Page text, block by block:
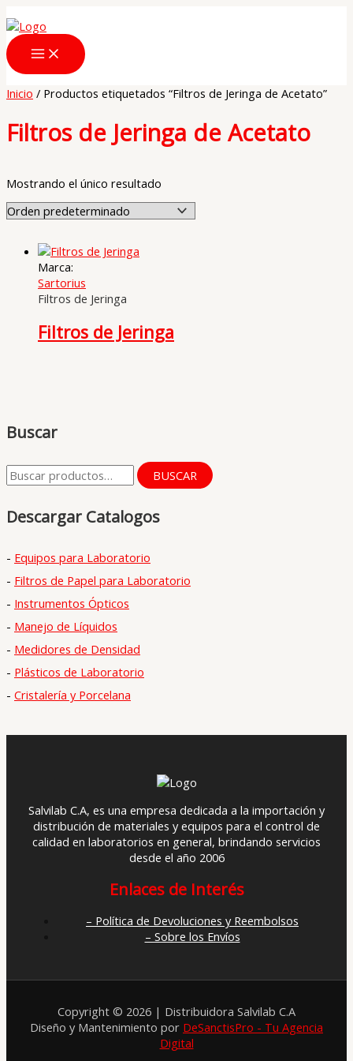
al
contenido
Buscar
B
s
a
r
p
o
r
:
BUSCAR
Descargar Catalogos
- Equipos para Laboratorio
- Filtros de Papel para Laboratorio
- Instrumentos Ópticos
- Manejo de Líquidos
- Medidores de Densidad
- Plásticos de Laboratorio
- Cristalería y Porcelana
Inicio / Productos etiquetados “Filtros de Jeringa de Acetato”
Filtros de Jeringa de Acetato
Mostrando el único resultado
Marca:
Sartorius
Filtros de Jeringa
Filtros de Jeringa
Salvilab C.A, es una empresa dedicada a la importación y
distribución de materiales y equipos para el control de
calidad en laboratorios en general, brindando servicios
desde el año 2006
Enlaces de Interés
– Política de Devoluciones y Reembolsos
– Sobre los Envíos
Copyright © 2026 | Distribuidora Salvilab C.A
Diseño y Mantenimiento por DeSanctisPro - Tu Agencia
Digital